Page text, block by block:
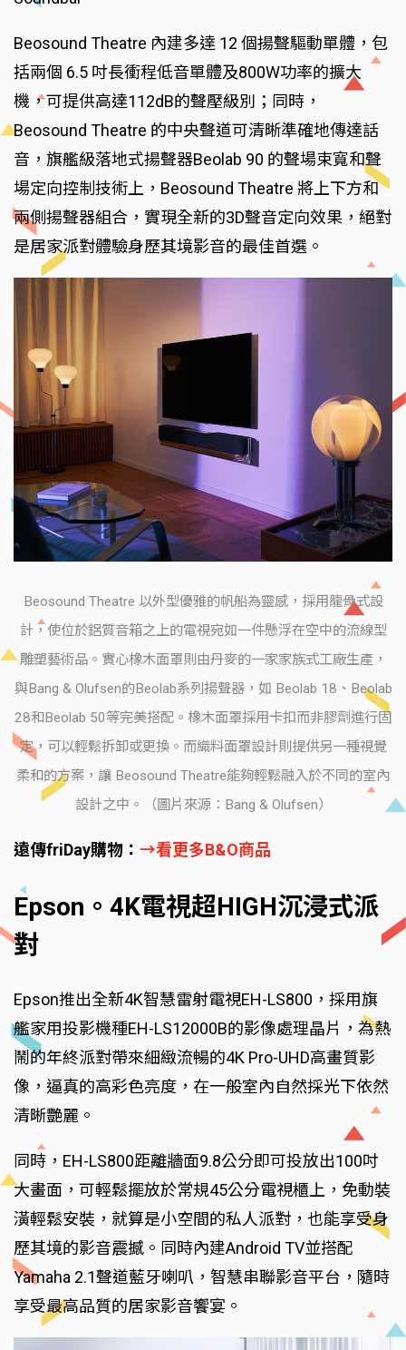
Beosound Theatre 內建多達 12 個揚聲驅動單體，包
括兩個 6.5 吋長衝程低音單體及800W功率的擴大
機，可提供高達112dB的聲壓級別；同時，
Beosound Theatre 的中央聲道可清晰準確地傳達話
音，旗艦級落地式揚聲器Beolab 90 的聲場束寬和聲
場定向控制技術上，Beosound Theatre 將上下方和
兩側揚聲器組合，實現全新的3D聲音定向效果，絕對
是居家派對體驗身歷其境影音的最佳首選。
Beosound Theatre 以外型優雅的帆船為靈感，採用龍骨式設
計，使位於鋁質音箱之上的電視宛如一件懸浮在空中的流線型
雕塑藝術品。實心橡木面罩則由丹麥的一家家族式工廠生產，
與Bang & Olufsen的Beolab系列揚聲器，如 Beolab 18、Beolab
28和Beolab 50等完美搭配。橡木面罩採用卡扣而非膠劑進行固
定，可以輕鬆拆卸或更換。而織料面罩設計則提供另一種視覺
柔和的方案，讓 Beosound Theatre能夠輕鬆融入於不同的室內
設計之中。（圖片來源：Bang & Olufsen）
遠傳friDay購物： →看更多B&O商品
Epson。4K電視超HIGH沉浸式派
對
Epson推出全新4K智慧雷射電視EH-LS800，採用旗
艦家用投影機種EH-LS12000B的影像處理晶片，為熱
鬧的年終派對帶來細緻流暢的4K Pro-UHD高畫質影
像，逼真的高彩色亮度，在一般室內自然採光下依然
清晰艷麗。
同時，EH-LS800距離牆面9.8公分即可投放出100吋
大畫面，可輕鬆擺放於常規45公分電視櫃上，免動裝
潢輕鬆安裝，就算是小空間的私人派對，也能享受身
歷其境的影音震撼。同時內建Android TV並搭配
Yamaha 2.1聲道藍牙喇叭，智慧串聯影音平台，隨時
享受最高品質的居家影音饗宴。